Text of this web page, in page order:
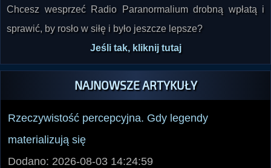
Chcesz wesprzeć Radio Paranormalium drobną wpłatą i
sprawić, by rosło w siłę i było jeszcze lepsze?
Jeśli tak, kliknij tutaj
NAJNOWSZE ARTYKUŁY
Rzeczywistość percepcyjna. Gdy legendy
materializują się
Dodano: 2026-08-03 14:24:59